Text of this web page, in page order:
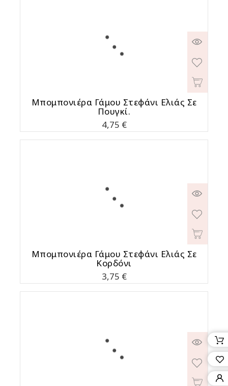
Μπομπονιέρα Γάμου Στεφάνι Ελιάς Σε
Πουγκί.
Τιμή
4,75 €
Μπομπονιέρα Γάμου Στεφάνι Ελιάς Σε
Κορδόνι
Τιμή
3,75 €